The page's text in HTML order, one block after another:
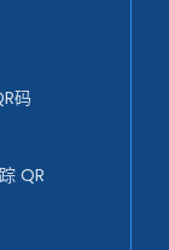
码
QR